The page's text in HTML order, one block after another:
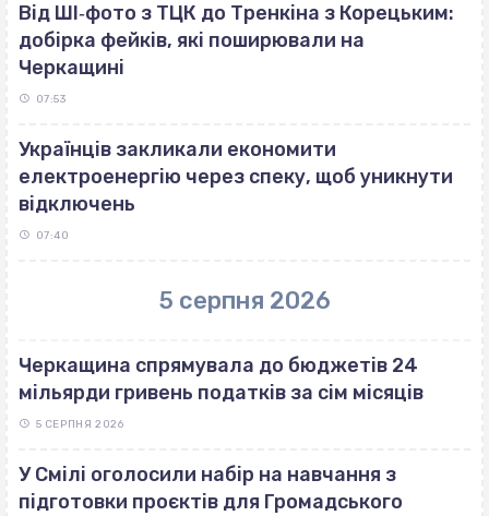
Від ШІ‐фото з ТЦК до Тренкіна з Корецьким:
добірка фейків, які поширювали на
Черкащині
07:53
Українців закликали економити
електроенергію через спеку, щоб уникнути
відключень
07:40
5 серпня 2026
Черкащина спрямувала до бюджетів 24
мільярди гривень податків за сім місяців
5 СЕРПНЯ 2026
У Смілі оголосили набір на навчання з
підготовки проєктів для Громадського